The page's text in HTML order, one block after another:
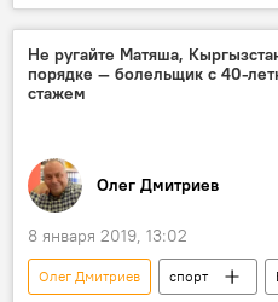
Новости
видео
Кыргызстан
Мультимедиа
Участие Кыргызстана в Кубке
болельщики
Не ругайте Матяша,
порядке — болельщик с 40-
стажем
Олег Дмитриев
8 января 2019, 13:02
Олег Дмитриев спорт